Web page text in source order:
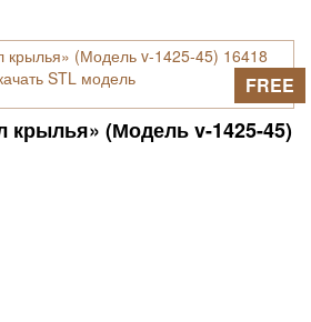
крылья» (Модель v-1425-45)
FREE